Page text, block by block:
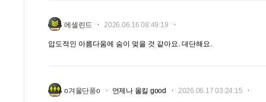
에셀린드 2026.06.16 08:49:19
압도적인 아름다움에 숨이 멎을 것 같아요. 대단해요.
o겨울단풍o 언제나 올킬 good 2026.06.17 03:24:15